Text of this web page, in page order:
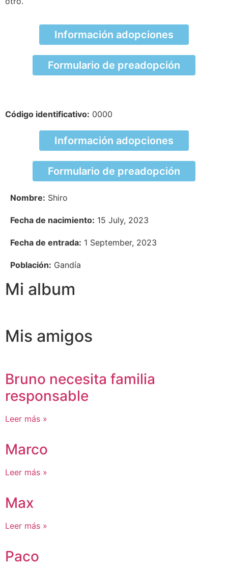
Información adopciones
Formulario de preadopción
Código identificativo: 0000
Información adopciones
Formulario de preadopción
Nombre: Shiro
Fecha de nacimiento: 15 July, 2023
Fecha de entrada: 1 September, 2023
Población: Gandía
Mi album
Mis amigos
Bruno necesita familia
responsable
Leer más »
Marco
Leer más »
Max
Leer más »
Paco